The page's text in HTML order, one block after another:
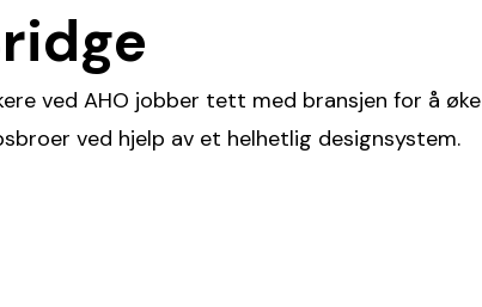
ved AHO jobber tett med bransjen for å øke
ved hjelp av et helhetlig designsystem.